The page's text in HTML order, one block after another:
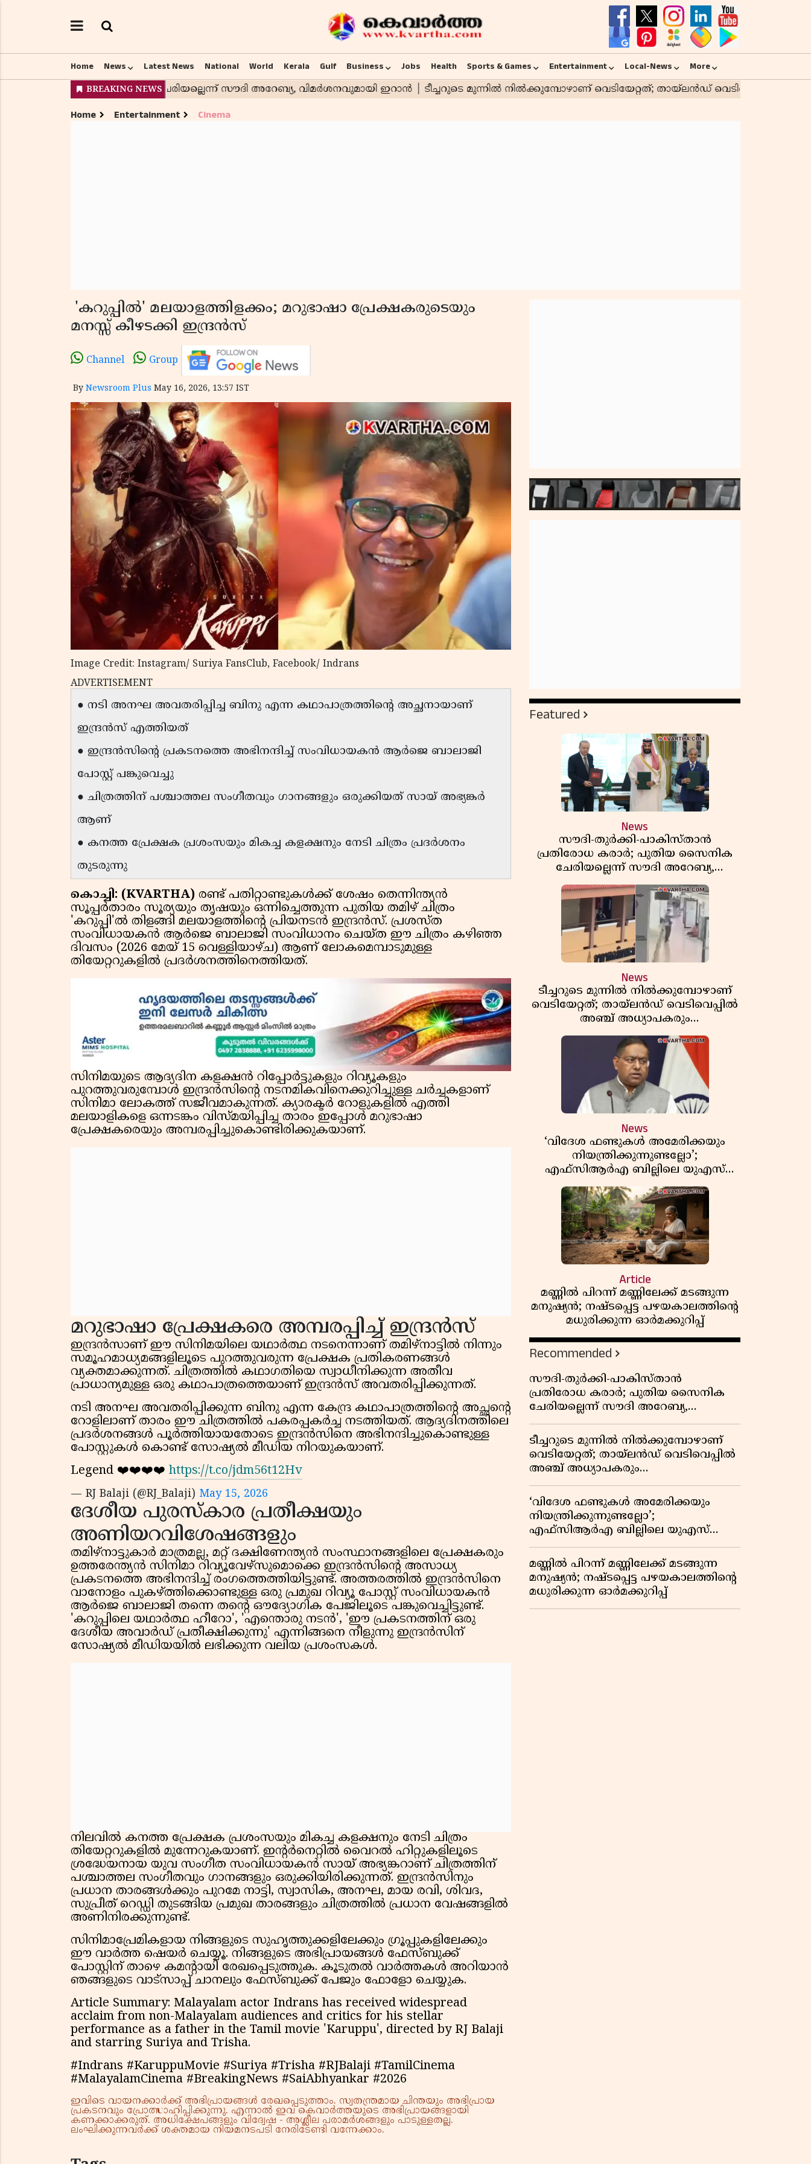
Home News Latest News National World Kerala Gulf Business Jobs Health Sports & Games Entertainment Local-News More
Home Entertainment Cinema
'കറുപ്പിൽ' മലയാളത്തിളക്കം; മറുഭാഷാ പ്രേക്ഷകരുടെയും
മനസ്സ് കീഴടക്കി ഇന്ദ്രൻസ്
Channel Group
By Newsroom Plus May 16, 2026, 13:57 IST
Image Credit: Instagram/ Suriya FansClub, Facebook/ Indrans
ADVERTISEMENT
● നടി അനഘ അവതരിപ്പിച്ച ബിനു എന്ന കഥാപാത്രത്തിൻ്റെ അച്ഛനായാണ്
ഇന്ദ്രൻസ് എത്തിയത്
● ഇന്ദ്രൻസിൻ്റെ പ്രകടനത്തെ അഭിനന്ദിച്ച് സംവിധായകൻ ആർജെ ബാലാജി
പോസ്റ്റ് പങ്കുവെച്ചു
● ചിത്രത്തിന് പശ്ചാത്തല സംഗീതവും ഗാനങ്ങളും ഒരുക്കിയത് സായ് അഭ്യങ്കർ
ആണ്
● കനത്ത പ്രേക്ഷക പ്രശംസയും മികച്ച കളക്ഷനും നേടി ചിത്രം പ്രദർശനം
തുടരുന്നു
കൊച്ചി: (KVARTHA) രണ്ട് പതിറ്റാണ്ടുകൾക്ക് ശേഷം തെന്നിന്ത്യൻ
സൂപ്പർതാരം സൂര്യയും തൃഷയും ഒന്നിച്ചെത്തുന്ന പുതിയ തമിഴ് ചിത്രം
'കറുപ്പി'ൽ തിളങ്ങി മലയാളത്തിൻ്റെ പ്രിയനടൻ ഇന്ദ്രൻസ്. പ്രശസ്ത
സംവിധായകൻ ആർജെ ബാലാജി സംവിധാനം ചെയ്ത ഈ ചിത്രം കഴിഞ്ഞ
ദിവസം (2026 മേയ് 15 വെള്ളിയാഴ്ച) ആണ് ലോകമെമ്പാടുമുള്ള
തിയേറ്ററുകളിൽ പ്രദർശനത്തിനെത്തിയത്.
സിനിമയുടെ ആദ്യദിന കളക്ഷൻ റിപ്പോർട്ടുകളും റിവ്യൂകളും
പുറത്തുവരുമ്പോൾ ഇന്ദ്രൻസിൻ്റെ നടനമികവിനെക്കുറിച്ചുള്ള ചർച്ചകളാണ്
സിനിമാ ലോകത്ത് സജീവമാകുന്നത്. ക്യാരക്ടർ റോളുകളിൽ എത്തി
മലയാളികളെ ഒന്നടങ്കം വിസ്മയിപ്പിച്ച താരം ഇപ്പോൾ മറുഭാഷാ
പ്രേക്ഷകരെയും അമ്പരപ്പിച്ചുകൊണ്ടിരിക്കുകയാണ്.
മറുഭാഷാ പ്രേക്ഷകരെ അമ്പരപ്പിച്ച് ഇന്ദ്രൻസ്
ഇന്ദ്രൻസാണ് ഈ സിനിമയിലെ യഥാർത്ഥ നടനെന്നാണ് തമിഴ്നാട്ടിൽ നിന്നും
സമൂഹമാധ്യമങ്ങളിലൂടെ പുറത്തുവരുന്ന പ്രേക്ഷക പ്രതികരണങ്ങൾ
വ്യക്തമാക്കുന്നത്. ചിത്രത്തിൽ കഥാഗതിയെ സ്വാധീനിക്കുന്ന അതീവ
പ്രാധാന്യമുള്ള ഒരു കഥാപാത്രത്തെയാണ് ഇന്ദ്രൻസ് അവതരിപ്പിക്കുന്നത്.
നടി അനഘ അവതരിപ്പിക്കുന്ന ബിനു എന്ന കേന്ദ്ര കഥാപാത്രത്തിൻ്റെ അച്ഛൻ്റെ
റോളിലാണ് താരം ഈ ചിത്രത്തിൽ പകരപ്പകർച്ച നടത്തിയത്. ആദ്യദിനത്തിലെ
പ്രദർശനങ്ങൾ പൂർത്തിയായതോടെ ഇന്ദ്രൻസിനെ അഭിനന്ദിച്ചുകൊണ്ടുള്ള
പോസ്റ്റുകൾ കൊണ്ട് സോഷ്യൽ മീഡിയ നിറയുകയാണ്.
Legend ❤️❤️❤️❤️ https://t.co/jdm56t12Hv
— RJ Balaji (@RJ_Balaji) May 15, 2026
ദേശീയ പുരസ്കാര പ്രതീക്ഷയും
അണിയറവിശേഷങ്ങളും
തമിഴ്നാട്ടുകാർ മാത്രമല്ല, മറ്റ് ദക്ഷിണേന്ത്യൻ സംസ്ഥാനങ്ങളിലെ പ്രേക്ഷകരും
ഉത്തരേന്ത്യൻ സിനിമാ റിവ്യൂവേഴ്സുമൊക്കെ ഇന്ദ്രൻസിൻ്റെ അസാധ്യ
പ്രകടനത്തെ അഭിനന്ദിച്ച് രംഗത്തെത്തിയിട്ടുണ്ട്. അത്തരത്തിൽ ഇന്ദ്രൻസിനെ
വാനോളം പുകഴ്ത്തിക്കൊണ്ടുള്ള ഒരു പ്രമുഖ റിവ്യൂ പോസ്റ്റ് സംവിധായകൻ
ആർജെ ബാലാജി തന്നെ തൻ്റെ ഔദ്യോഗിക പേജിലൂടെ പങ്കുവെച്ചിട്ടുണ്ട്.
'കറുപ്പിലെ യഥാർത്ഥ ഹീറോ', 'എന്തൊരു നടൻ', 'ഈ പ്രകടനത്തിന് ഒരു
ദേശീയ അവാർഡ് പ്രതീക്ഷിക്കുന്നു' എന്നിങ്ങനെ നീളുന്നു ഇന്ദ്രൻസിന്
സോഷ്യൽ മീഡിയയിൽ ലഭിക്കുന്ന വലിയ പ്രശംസകൾ.
നിലവിൽ കനത്ത പ്രേക്ഷക പ്രശംസയും മികച്ച കളക്ഷനും നേടി ചിത്രം
തിയേറ്ററുകളിൽ മുന്നേറുകയാണ്. ഇൻ്റർനെറ്റിൽ വൈറൽ ഹിറ്റുകളിലൂടെ
ശ്രദ്ധേയനായ യുവ സംഗീത സംവിധായകൻ സായ് അഭ്യങ്കറാണ് ചിത്രത്തിന്
പശ്ചാത്തല സംഗീതവും ഗാനങ്ങളും ഒരുക്കിയിരിക്കുന്നത്. ഇന്ദ്രൻസിനും
പ്രധാന താരങ്ങൾക്കും പുറമേ നാട്ടി, സ്വാസിക, അനഘ, മായ രവി, ശിവദ,
സുപ്രീത് റെഡ്ഡി തുടങ്ങിയ പ്രമുഖ താരങ്ങളും ചിത്രത്തിൽ പ്രധാന വേഷങ്ങളിൽ
അണിനിരക്കുന്നുണ്ട്.
സിനിമാപ്രേമികളായ നിങ്ങളുടെ സുഹൃത്തുക്കളിലേക്കും ഗ്രൂപ്പുകളിലേക്കും
ഈ വാർത്ത ഷെയർ ചെയ്യൂ. നിങ്ങളുടെ അഭിപ്രായങ്ങൾ ഫേസ്ബുക്ക്
പോസ്റ്റിന് താഴെ കമൻ്റായി രേഖപ്പെടുത്തുക. കൂടുതൽ വാർത്തകൾ അറിയാൻ
ഞങ്ങളുടെ വാട്സാപ്പ് ചാനലും ഫേസ്ബുക്ക് പേജും ഫോളോ ചെയ്യുക.
Article Summary: Malayalam actor Indrans has received widespread
acclaim from non-Malayalam audiences and critics for his stellar
performance as a father in the Tamil movie 'Karuppu', directed by RJ Balaji
and starring Suriya and Trisha.
#Indrans #KaruppuMovie #Suriya #Trisha #RJBalaji #TamilCinema
#MalayalamCinema #BreakingNews #SaiAbhyankar #2026
ഇവിടെ വായനക്കാർക്ക് അഭിപ്രായങ്ങൾ രേഖപ്പെടുത്താം. സ്വതന്ത്രമായ ചിന്തയും അഭിപ്രായ
പ്രകടനവും പ്രോത്സാഹിപ്പിക്കുന്നു. എന്നാൽ ഇവ കെവാർത്തയുടെ അഭിപ്രായങ്ങളായി
കണക്കാക്കരുത്. അധിക്ഷേപങ്ങളും വിദ്വേഷ - അശ്ലീല പരാമർശങ്ങളും പാടുള്ളതല്ല.
ലംഘിക്കുന്നവർക്ക് ശക്തമായ നിയമനടപടി നേരിടേണ്ടി വന്നേക്കാം.
Featured
News
സൗദി-തുർക്കി-പാകിസ്താൻ
പ്രതിരോധ കരാർ; പുതിയ സൈനിക
ചേരിയല്ലെന്ന് സൗദി അറേബ്യ,
വിമർശനവുമായി ഇറാൻ
News
ടീച്ചറുടെ മുന്നിൽ നിൽക്കുമ്പോഴാണ്
വെടിയേറ്റത്; തായ്‌ലൻഡ് വെടിവെപ്പിൽ
അഞ്ച് അധ്യാപകരും
മുത്തശ്ശീമുത്തശ്ശന്മാരും കൊല്ലപ്പെട്ടു,
മരണസംഖ്യ 7; ഞെട്ടിക്കുന്ന
വെളിപ്പെടുത്തലുകൾ
News
‘വിദേശ ഫണ്ടുകൾ അമേരിക്കയും
നിയന്ത്രിക്കുന്നുണ്ടല്ലോ’;
എഫ്സിആർഎ ബില്ലിലെ യുഎസ്
വിമർശനങ്ങൾക്ക് മറുപടിയുമായി ഇന്ത്യ
Article
മണ്ണിൽ പിറന്ന് മണ്ണിലേക്ക് മടങ്ങുന്ന
മനുഷ്യൻ; നഷ്ടപ്പെട്ട പഴയകാലത്തിൻ്റെ
മധുരിക്കുന്ന ഓർമക്കുറിപ്പ്
Recommended
സൗദി-തുർക്കി-പാകിസ്താൻ
പ്രതിരോധ കരാർ; പുതിയ സൈനിക
ചേരിയല്ലെന്ന് സൗദി അറേബ്യ,
വിമർശനവുമായി ഇറാൻ
ടീച്ചറുടെ മുന്നിൽ നിൽക്കുമ്പോഴാണ്
വെടിയേറ്റത്; തായ്‌ലൻഡ് വെടിവെപ്പിൽ
അഞ്ച് അധ്യാപകരും
മുത്തശ്ശീമുത്തശ്ശന്മാരും കൊല്ലപ്പെട്ടു,
മരണസംഖ്യ 7; ഞെട്ടിക്കുന്ന
വെളിപ്പെടുത്തലുകൾ
‘വിദേശ ഫണ്ടുകൾ അമേരിക്കയും
നിയന്ത്രിക്കുന്നുണ്ടല്ലോ’;
എഫ്സിആർഎ ബില്ലിലെ യുഎസ്
വിമർശനങ്ങൾക്ക് മറുപടിയുമായി ഇന്ത്യ
മണ്ണിൽ പിറന്ന് മണ്ണിലേക്ക് മടങ്ങുന്ന
മനുഷ്യൻ; നഷ്ടപ്പെട്ട പഴയകാലത്തിൻ്റെ
മധുരിക്കുന്ന ഓർമക്കുറിപ്പ്